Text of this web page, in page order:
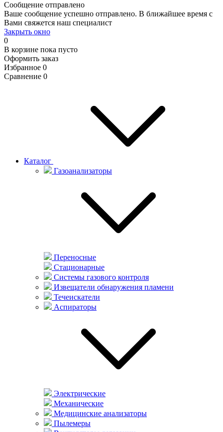
Сообщение отправлено
Ваше сообщение успешно отправлено. В ближайшее время с
Вами свяжется наш специалист
Закрыть окно
0
В корзине пока пусто
Оформить заказ
Избранное 0
Сравнение 0
Каталог
Газоанализаторы
Переносные
Стационарные
Системы газового контроля
Извещатели обнаружения пламени
Течеискатели
Аспираторы
Электрические
Механические
Медицинские анализаторы
Пылемеры